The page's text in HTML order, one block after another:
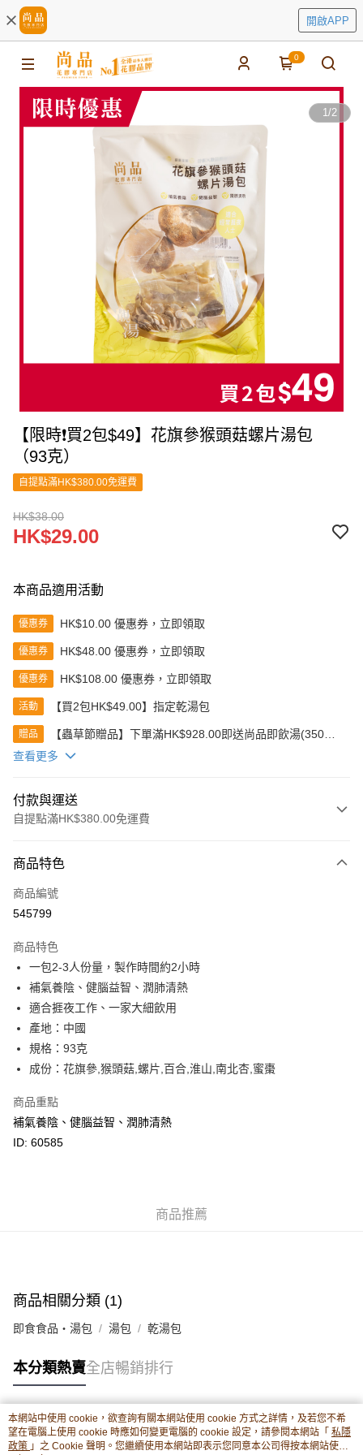
開啟APP
0
1/2
【限時❗買2包$49】花旗參猴頭菇螺片湯包
（93克）
自提點滿HK$380.00免運費
HK$38.00
HK$29.00
本商品適用活動
優惠券 HK$10.00 優惠券，立即領取
優惠券 HK$48.00 優惠券，立即領取
優惠券 HK$108.00 優惠券，立即領取
活動 【買2包HK$49.00】指定乾湯包
贈品
【蟲草節贈品】下單滿HK$928.00即送尚品即飲湯(350克)
(款式隨機發送)
查看更多
付款與運送
自提點滿HK$380.00免運費
信用卡
Apple Pay
AlipayHK
PayMe
WeChat Pay
BoC Pay
相關說明
轉數快識別碼(FPS ID)：4042362 中國銀行戶口：012-875-1-240680-7 匯
豐銀行戶口：652-589300-838 收款人：PREMIER FOOD LTD 請於24小時
送貨方式
每筆HK$80.00，滿HK$380.00或以上免運費
滿$380免運費 - 送貨到家(3-5個工作天內送達)
每筆HK$80.00，滿HK$380.00或以上免運費
商品特色
商品編號
545799
商品特色
一包2-3人份量，製作時間約2小時
補氣養陰、健腦益智、潤肺清熱
適合捱夜工作、一家大細飲用
產地：中國
規格：93克
成份：花旗參,猴頭菇,螺片,百合,淮山,南北杏,蜜棗
商品重點
補氣養陰、健腦益智、潤肺清熱
ID: 60585
商品推薦
商品相關分類 (1)
即食食品・湯包 湯包 乾湯包
本分類熱賣全店暢銷排行
熱門標籤
本網站中使用 cookie，欲查詢有關本網站使用 cookie 方式之詳情，及若您不希
望在電腦上使用 cookie 時應如何變更電腦的 cookie 設定，請參閱本網站「 私隱
政策 」之 Cookie 聲明。您繼續使用本網站即表示您同意本公司得按本網站使用